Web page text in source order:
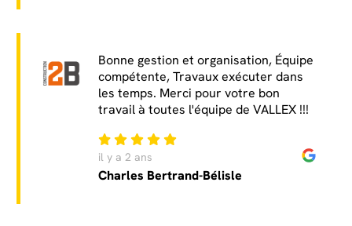
Bonne gestion et organisation, Équipe
compétente, Travaux exécuter dans
les temps. Merci pour votre bon
travail à toutes l'équipe de VALLEX !!!
il y a 2 ans
Charles Bertrand-Bélisle